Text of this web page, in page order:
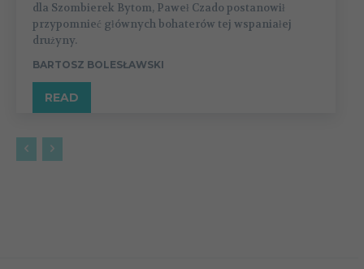
dla Szombierek Bytom, Paweł Czado postanowił
przypomnieć głównych bohaterów tej wspaniałej
drużyny.
BARTOSZ BOLESŁAWSKI
READ